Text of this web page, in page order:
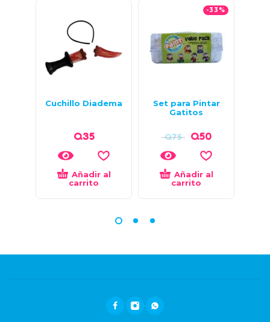
Cuchillo Diadema
Q35
Añadir al
carrito
-33%
Set para Pintar
Gatitos
Q75 Q50
Añadir al
carrito